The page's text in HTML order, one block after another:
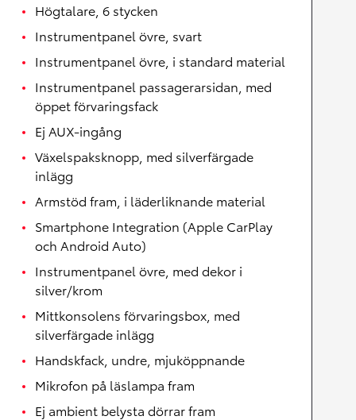
Högtalare, 6 stycken
Instrumentpanel övre, svart
Instrumentpanel övre, i standard material
Instrumentpanel passagerarsidan, med
öppet förvaringsfack
Ej AUX-ingång
Växelspaksknopp, med silverfärgade
inlägg
Armstöd fram, i läderliknande material
Smartphone Integration (Apple CarPlay
och Android Auto)
Instrumentpanel övre, med dekor i
silver/krom
Mittkonsolens förvaringsbox, med
silverfärgade inlägg
Handskfack, undre, mjuköppnande
Mikrofon på läslampa fram
Ej ambient belysta dörrar fram